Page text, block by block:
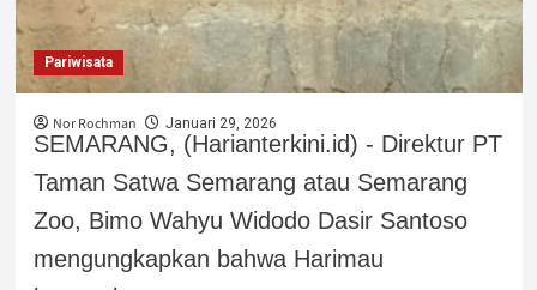
Pariwisata
Nor Rochman Januari 29, 2026
SEMARANG, (Harianterkini.id) - Direktur PT
Taman Satwa Semarang atau Semarang
Zoo, Bimo Wahyu Widodo Dasir Santoso
mengungkapkan bahwa Harimau